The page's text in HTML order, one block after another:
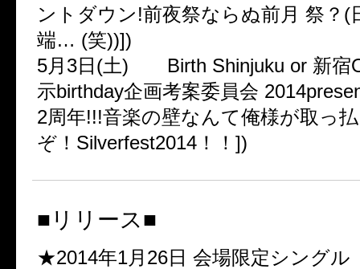
ントダウン!前夜祭ならぬ前月 祭？(
端… (笑))])
5月3日(土) Birth Shinjuku or 新宿
示birthday企画考案委員会
2周年!!!音楽の壁なんて俺様が取っ
ぞ！Silverfest2014！！])
■リリース■
★2014年1月26日 会場限定シングル